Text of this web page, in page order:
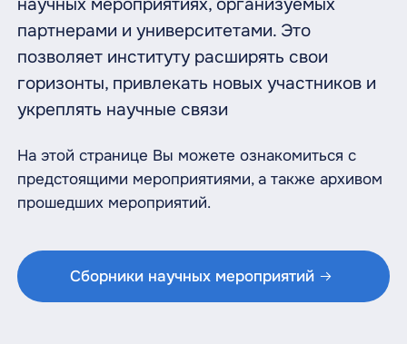
партнерами и университетами. Это
позволяет институту расширять свои
горизонты, привлекать новых участников и
укреплять научные связи
На этой странице Вы можете ознакомиться с
предстоящими мероприятиями, а также архивом
прошедших мероприятий.
Сборники научных мероприятий